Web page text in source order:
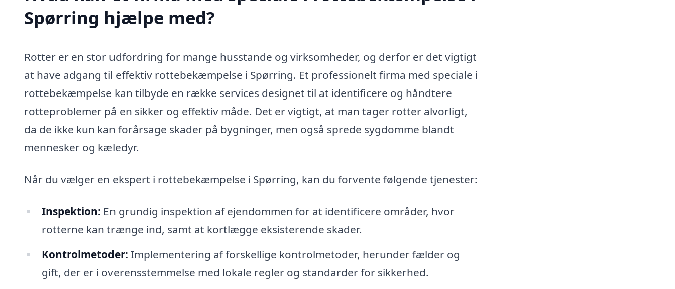
Spørring hjælpe med?
Rotter er en stor udfordring for mange husstande og virksomheder, og derfor er det vigtigt
at have adgang til effektiv rottebekæmpelse i Spørring. Et professionelt firma med speciale i
rottebekæmpelse kan tilbyde en række services designet til at identificere og håndtere
rotteproblemer på en sikker og effektiv måde. Det er vigtigt, at man tager rotter alvorligt,
da de ikke kun kan forårsage skader på bygninger, men også sprede sygdomme blandt
mennesker og kæledyr.
Når du vælger en ekspert i rottebekæmpelse i Spørring, kan du forvente følgende tjenester:
Inspektion: En grundig inspektion af ejendommen for at identificere områder, hvor
rotterne kan trænge ind, samt at kortlægge eksisterende skader.
Kontrolmetoder: Implementering af forskellige kontrolmetoder, herunder fælder og
gift, der er i overensstemmelse med lokale regler og standarder for sikkerhed.